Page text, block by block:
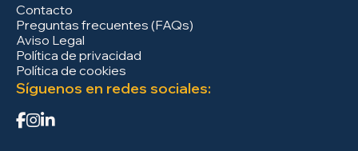
Contacto
Preguntas frecuentes (FAQs)
Aviso Legal
Política de privacidad
Política de cookies
Síguenos en redes sociales: